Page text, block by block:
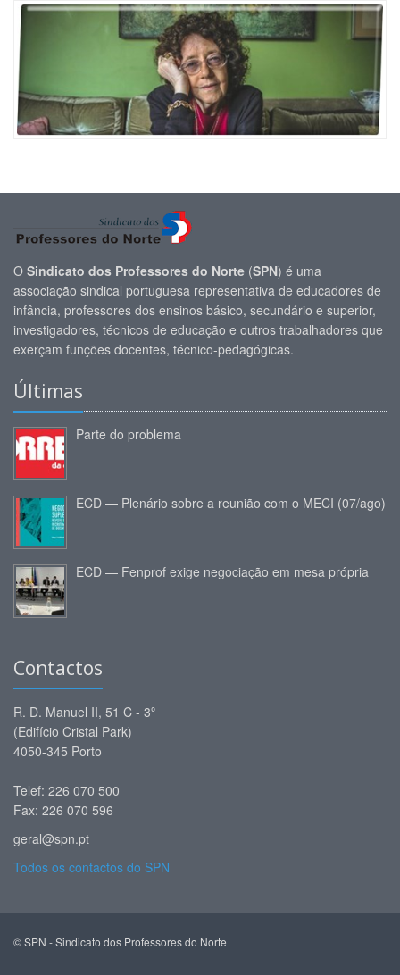
O Sindicato dos Professores do Norte (SPN) é uma
associação sindical portuguesa representativa de educadores de
infância, professores dos ensinos básico, secundário e superior,
investigadores, técnicos de educação e outros trabalhadores que
exerçam funções docentes, técnico-pedagógicas.
Últimas
Parte do problema
ECD — Plenário sobre a reunião com o MECI (07/ago)
ECD — Fenprof exige negociação em mesa própria
Contactos
R. D. Manuel II, 51 C - 3º
(Edifício Cristal Park)
4050-345 Porto
Telef: 226 070 500
Fax: 226 070 596
geral@spn.pt
Todos os contactos do SPN
© SPN - Sindicato dos Professores do Norte